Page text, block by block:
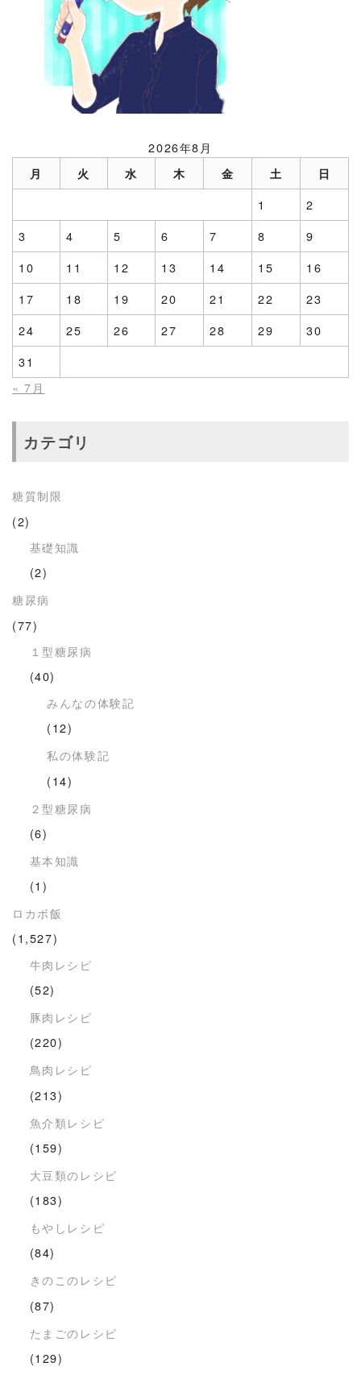
2026年8月
月 火 水 木 金 土 日
1
2
3
4 5 6 7 8
9
10
11 12 13 14 15
16
17
18 19 20 21 22
23
24
25 26 27 28 29
30
31
« 7月
カテゴリ
糖質制限
(2)
基礎知識
(2)
糖尿病
(77)
１型糖尿病
(40)
みんなの体験記
(12)
私の体験記
(14)
２型糖尿病
(6)
基本知識
(1)
ロカボ飯
(1,527)
牛肉レシピ
(52)
豚肉レシピ
(220)
鳥肉レシピ
(213)
魚介類レシピ
(159)
大豆類のレシピ
(183)
もやしレシピ
(84)
きのこのレシピ
(87)
たまごのレシピ
(129)